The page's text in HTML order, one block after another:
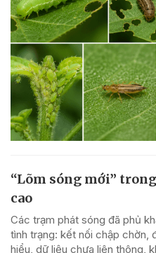
“Lõm sóng mới”
cao
Các trạm phát sóng đã phủ
tình trạng: kết nối chập chờn,
hiểu, dữ liệu chưa liên thông,